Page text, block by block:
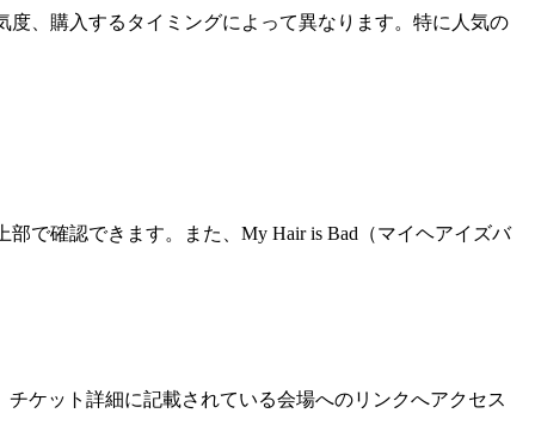
、購入するタイミングによって異なります。特に人気の
で確認できます。また、My Hair is Bad（マイヘアイズバ
ケット詳細に記載されている会場へのリンクへアクセス